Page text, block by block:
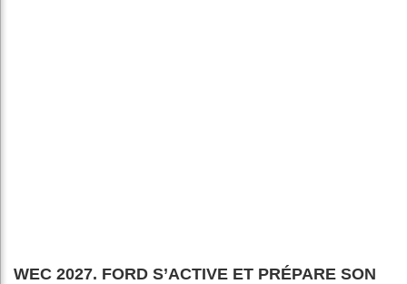
WEC 2027. FORD S’ACTIVE ET PRÉPARE SON